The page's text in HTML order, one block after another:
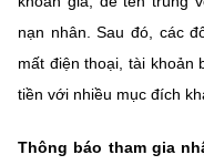
nạn nhân. Sau đó, các
mất điện thoại, tài khoản
tiền với nhiều mục đích
Thông báo tham gia